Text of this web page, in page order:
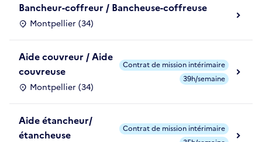
Bancheur-coffreur / Bancheuse-coffreuse
Montpellier (34)
Aide couvreur / Aide
couvreuse
Montpellier (34)
Contrat de mission intérimaire
39h/semaine
Aide étancheur/
étancheuse
Contrat de mission intérimaire